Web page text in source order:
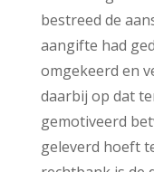
bestreed de
aangifte had
omgekeerd en
daarbij op dat
gemotiveerd
geleverd hoeft